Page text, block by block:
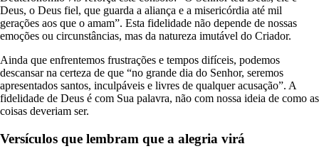
Deus, o Deus fiel, que guarda a aliança e a misericórdia até mil
gerações aos que o amam”. Esta fidelidade não depende de nossas
emoções ou circunstâncias, mas da natureza imutável do Criador.
Ainda que enfrentemos frustrações e tempos difíceis, podemos
descansar na certeza de que “no grande dia do Senhor, seremos
apresentados santos, inculpáveis e livres de qualquer acusação”. A
fidelidade de Deus é com Sua palavra, não com nossa ideia de como as
coisas deveriam ser.
Versículos que lembram que a alegria virá